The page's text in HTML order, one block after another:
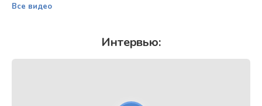
Все видео
Интервью: